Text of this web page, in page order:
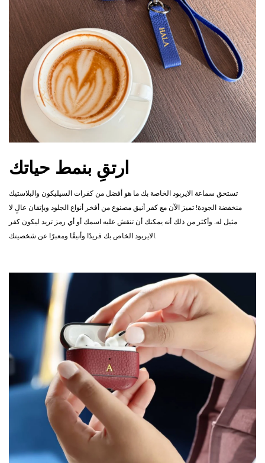
ارتقِ بنمط حياتك
تستحق سماعة الايربود الخاصة بك ما هو أفضل من كفرات السيليكون والبلاستيك
منخفضة الجودة! تميز الآن مع كفر أنيق مصنوع من أفخر أنواع الجلود وبإتقان عالٍ لا
مثيل له. وأكثر من ذلك أنه يمكنك أن تنقش عليه اسمك أو أي رمز تريد ليكون كفر